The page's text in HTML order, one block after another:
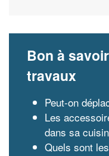
Bon à
travaux
Peut-on
Les
dans sa
Quels sont